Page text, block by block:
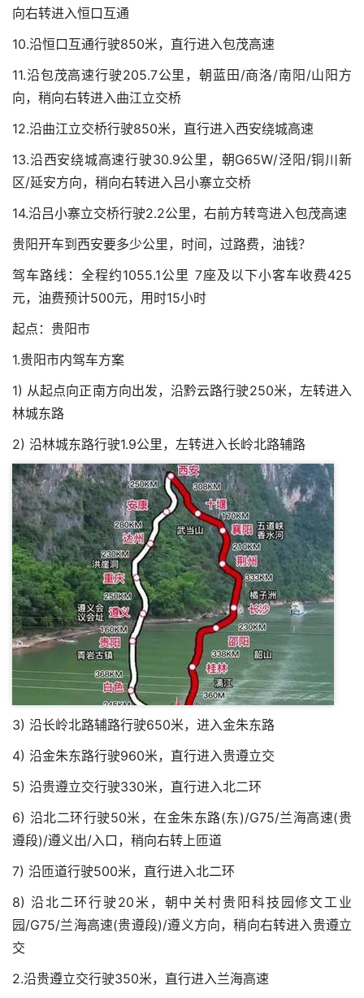
向右转进入恒口互通
10.沿恒口互通行驶850米，直行进入包茂高速
11.沿包茂高速行驶205.7公里，朝蓝田/商洛/南阳/山阳方
向，稍向右转进入曲江立交桥
12.沿曲江立交桥行驶850米，直行进入西安绕城高速
13.沿西安绕城高速行驶30.9公里，朝G65W/泾阳/铜川新
区/延安方向，稍向右转进入吕小寨立交桥
14.沿吕小寨立交桥行驶2.2公里，右前方转弯进入包茂高速
贵阳开车到西安要多少公里，时间，过路费，油钱？
驾车路线：全程约1055.1公里 7座及以下小客车收费425
元，油费预计500元，用时15小时
起点：贵阳市
1.贵阳市内驾车方案
1) 从起点向正南方向出发，沿黔云路行驶250米，左转进入
林城东路
2) 沿林城东路行驶1.9公里，左转进入长岭北路辅路
3) 沿长岭北路辅路行驶650米，进入金朱东路
4) 沿金朱东路行驶960米，直行进入贵遵立交
5) 沿贵遵立交行驶330米，直行进入北二环
6) 沿北二环行驶50米，在金朱东路(东)/G75/兰海高速(贵
遵段)/遵义出/入口，稍向右转上匝道
7) 沿匝道行驶500米，直行进入北二环
8) 沿北二环行驶20米，朝中关村贵阳科技园修文工业
园/G75/兰海高速(贵遵段)/遵义方向，稍向右转进入贵遵立
交
2.沿贵遵立交行驶350米，直行进入兰海高速